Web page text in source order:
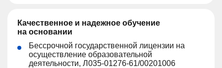
Качественное и надежное обучение
на основании
Бессрочной государственной лицензии на
осуществление образовательной
деятельности, Л035-01276-61/00201006